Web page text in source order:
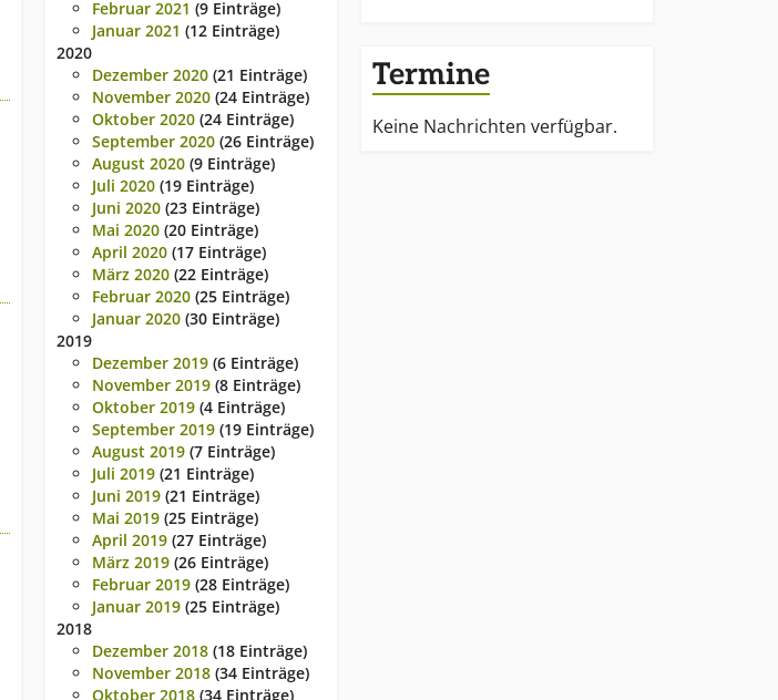
Februar 2021 (9 Einträge)
Januar 2021 (12 Einträge)
2020
Dezember 2020 (21 Einträge)
November 2020 (24 Einträge)
Oktober 2020 (24 Einträge)
September 2020 (26 Einträge)
August 2020 (9 Einträge)
Juli 2020 (19 Einträge)
Juni 2020 (23 Einträge)
Mai 2020 (20 Einträge)
April 2020 (17 Einträge)
März 2020 (22 Einträge)
Februar 2020 (25 Einträge)
Januar 2020 (30 Einträge)
2019
Dezember 2019 (6 Einträge)
November 2019 (8 Einträge)
Oktober 2019 (4 Einträge)
September 2019 (19 Einträge)
August 2019 (7 Einträge)
Juli 2019 (21 Einträge)
Juni 2019 (21 Einträge)
Mai 2019 (25 Einträge)
April 2019 (27 Einträge)
März 2019 (26 Einträge)
Februar 2019 (28 Einträge)
Januar 2019 (25 Einträge)
2018
Dezember 2018 (18 Einträge)
November 2018 (34 Einträge)
Oktober 2018 (34 Einträge)
Termine
Keine Nachrichten verfügbar.